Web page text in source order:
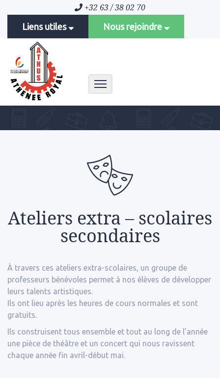
+32 63 / 38 02 70
Liens utiles Nous rejoindre
Toggle navigation
Ateliers extra – scolaires
secondaires
À travers ces ateliers extra-scolaires, un groupe de
professeurs bénévoles permet à nos élèves de développer
leurs talents artistiques.
Ils ont lieu après les heures de cours normales et sont
gratuits.
Ils construisent tous ensemble et tout au long de l’année
une pièce de théâtre et un concert qui nous ravissent
chaque année fin avril-début mai.